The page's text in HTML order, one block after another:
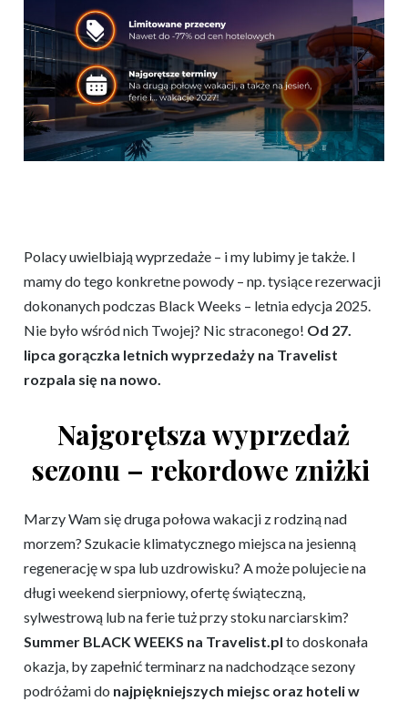
Polacy uwielbiają wyprzedaże – i my lubimy je także. I
mamy do tego konkretne powody – np. tysiące rezerwacji
dokonanych podczas Black Weeks – letnia edycja 2025.
Nie było wśród nich Twojej? Nic straconego! Od 27.
lipca gorączka letnich wyprzedaży na Travelist
rozpala się na nowo.
Najgorętsza wyprzedaż
sezonu – rekordowe zniżki
Marzy Wam się druga połowa wakacji z rodziną nad
morzem? Szukacie klimatycznego miejsca na jesienną
regenerację w spa lub uzdrowisku? A może polujecie na
długi weekend sierpniowy, ofertę świąteczną,
sylwestrową lub na ferie tuż przy stoku narciarskim?
Summer BLACK WEEKS na Travelist.pl to doskonała
okazja, by zapełnić terminarz na nadchodzące sezony
podróżami do najpiękniejszych miejsc oraz hoteli w